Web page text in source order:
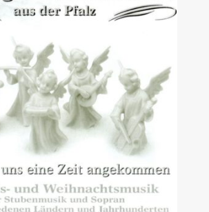
ZUM HÄNDLER
/